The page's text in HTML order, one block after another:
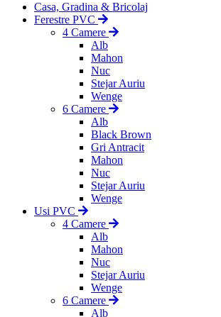
Casa, Gradina & Bricolaj
Ferestre PVC
4 Camere
Alb
Mahon
Nuc
Stejar Auriu
Wenge
6 Camere
Alb
Black Brown
Gri Antracit
Mahon
Nuc
Stejar Auriu
Wenge
Usi PVC
4 Camere
Alb
Mahon
Nuc
Stejar Auriu
Wenge
6 Camere
Alb